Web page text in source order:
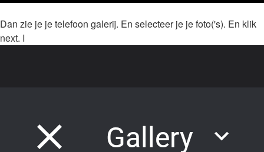
Dan zie je je telefoon galerij. En selecteer je je foto('s). En klik
next. I